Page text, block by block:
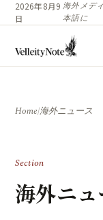
2026年8月9
日
海外メデ
本語に
Home/海外ニュース
Section
海外ニュ